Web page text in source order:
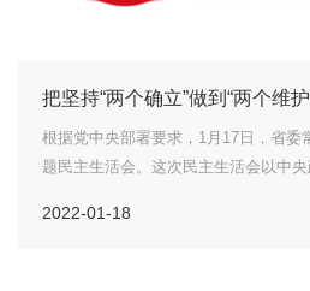
把坚持“两个确立”做到“两个维
根据党中央部署要求，1月17日，省委
题民主生活会。这次民主生活会以中央
届六中全会精神，围绕大力弘扬伟大建
2022-01-18